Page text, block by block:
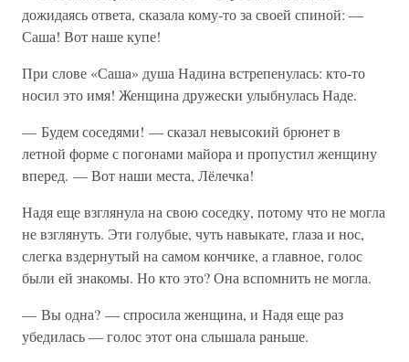
дожидаясь ответа, сказала кому-то за своей спиной: —
Саша! Вот наше купе!
При слове «Саша» душа Надина встрепенулась: кто-то
носил это имя! Женщина дружески улыбнулась Наде.
— Будем соседями! — сказал невысокий брюнет в
летной форме с погонами майора и пропустил женщину
вперед. — Вот наши места, Лёлечка!
Надя еще взглянула на свою соседку, потому что не могла
не взглянуть. Эти голубые, чуть навыкате, глаза и нос,
слегка вздернутый на самом кончике, а главное, голос
были ей знакомы. Но кто это? Она вспомнить не могла.
— Вы одна? — спросила женщина, и Надя еще раз
убедилась — голос этот она слышала раньше.